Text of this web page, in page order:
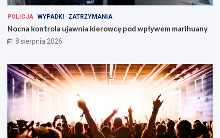
POLICJA WYPADKI ZATRZYMANIA
Nocna kontrola ujawnia kierowcę pod wpływem marihuany
8 sierpnia 2026